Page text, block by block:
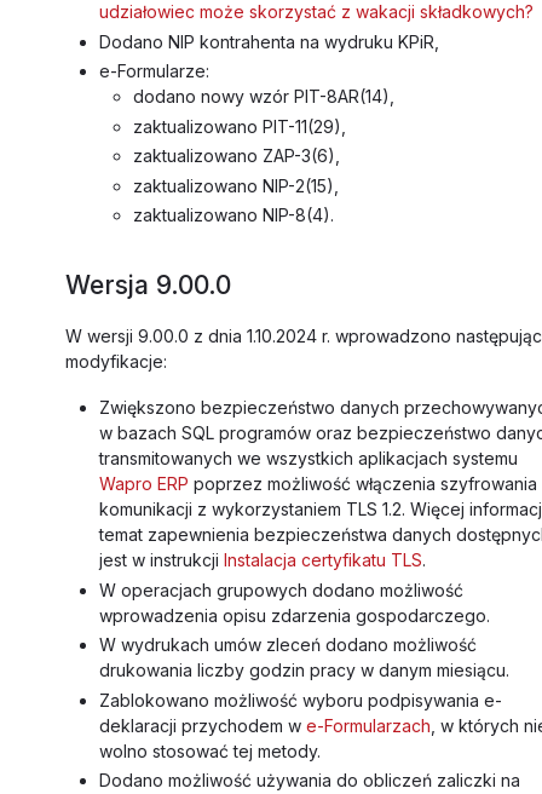
udziałowiec może skorzystać z wakacji składkowych?
Dodano NIP kontrahenta na wydruku KPiR,
e-Formularze:
dodano nowy wzór PIT-8AR(14),
zaktualizowano PIT-11(29),
zaktualizowano ZAP-3(6),
zaktualizowano NIP-2(15),
zaktualizowano NIP-8(4).
Wersja 9.00.0
W wersji 9.00.0 z dnia 1.10.2024 r. wprowadzono
modyfikacje:
Zwiększono bezpieczeństwo danych
w bazach SQL programów oraz bezpieczeństwo
transmitowanych we wszystkich aplikacjach systemu
Wapro ERP poprzez możliwość włączenia szyfrowania
komunikacji z wykorzystaniem TLS 1.2. Więcej
temat zapewnienia bezpieczeństwa danych
jest w instrukcji Instalacja certyfikatu TLS.
W operacjach grupowych dodano możliwość
wprowadzenia opisu zdarzenia gospodarczego.
W wydrukach umów zleceń dodano możliwość
drukowania liczby godzin pracy w danym miesiącu.
Zablokowano możliwość wyboru podpisywania e-
deklaracji przychodem w e-Formularzach , w których
wolno stosować tej metody.
Dodano możliwość używania do obliczeń zaliczki na